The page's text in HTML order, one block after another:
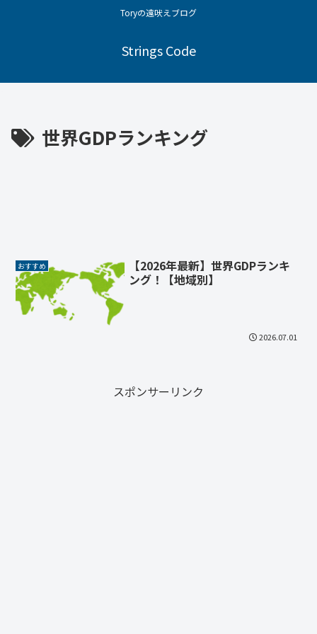
Toryの遠吠えブログ
Strings Code
世界GDPランキング
おすすめ
【2026年最新】世界GDPランキ
ング！【地域別】
2026.07.01
スポンサーリンク